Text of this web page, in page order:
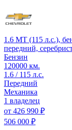
1.6 MT (115 л.с.),
передний,
Бензин
120000 км.
1.6 / 115 л.с.
Передний
Механика
1 владелец
от 426 990 ₽
506 000 ₽